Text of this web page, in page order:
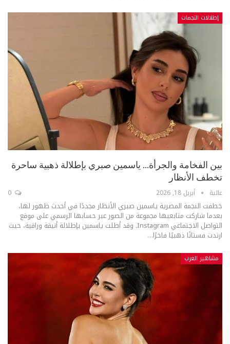
إطلالات النجمات
بين الفخامة والجرأة… ياسمين صبري بإطلالة ذهبية ساحرة
تخطف الأنظار
عالية أبريل 18, 2026
خطفت النجمة المصرية ياسمين صبري الأنظار مجددًا في أحدث ظهور لها،
بعدما شاركت متابعيها مجموعة من الصور عبر حسابها الرسمي على موقع
التواصل الاجتماعي Instagram. وقد أطلت ياسمين بإطلالة أنيقة وراقية، حيث
ارتدت فستانًا ذهبيًا فاخرًا…
مشاهير العرب